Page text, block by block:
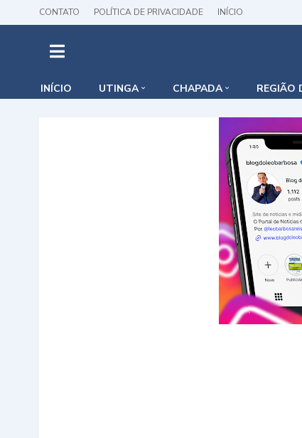
CONTATO POLÍTICA DE PRIVACIDADE INÍCIO
INÍCIO UTINGA CHAPADA REGIÃO